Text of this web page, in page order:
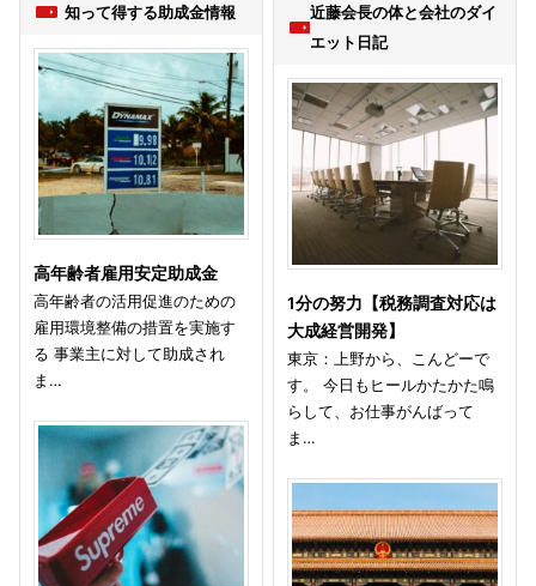
知って得する助成金情報
高年齢者雇用安定助成金
高年齢者の活用促進のための
雇用環境整備の措置を実施す
る 事業主に対して助成され
ま…
近藤会長の体と会社のダイ
エット日記
1分の努力【税務調査対応は
大成経営開発】
東京：上野から、こんどーで
す。 今日もヒールかたかた鳴
らして、お仕事がんばって
ま…